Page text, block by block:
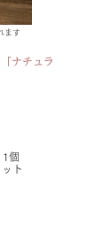
ます
ナチュラ
個
ト